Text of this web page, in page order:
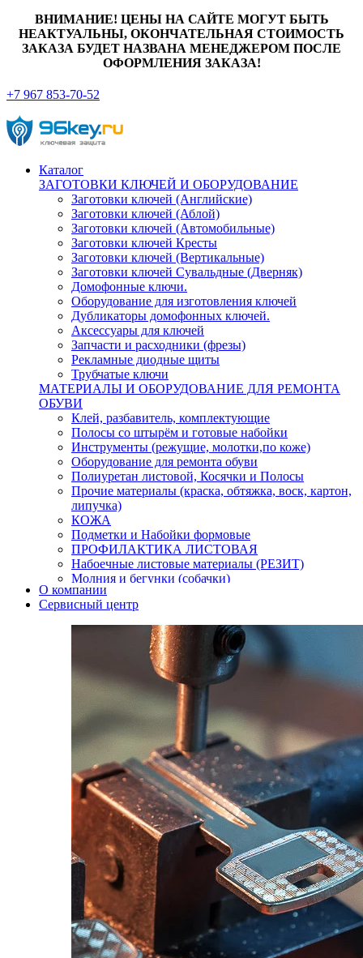
ВНИМАНИЕ! ЦЕНЫ НА САЙТЕ МОГУТ БЫТЬ
НЕАКТУАЛЬНЫ, ОКОНЧАТЕЛЬНАЯ СТОИМОСТЬ
ЗАКАЗА БУДЕТ НАЗВАНА МЕНЕДЖЕРОМ ПОСЛЕ
ОФОРМЛЕНИЯ ЗАКАЗА!
+7 967 853-70-52
Каталог
ЗАГОТОВКИ КЛЮЧЕЙ И ОБОРУДОВАНИЕ
Заготовки ключей (Английские)
Заготовки ключей (Аблой)
Заготовки ключей (Автомобильные)
Заготовки ключей Кресты
Заготовки ключей (Вертикальные)
Заготовки ключей Сувальдные (Дверняк)
Домофонные ключи.
Оборудование для изготовления ключей
Дубликаторы домофонных ключей.
Аксессуары для ключей
Запчасти и расходники (фрезы)
Рекламные диодные щиты
Трубчатые ключи
МАТЕРИАЛЫ И ОБОРУДОВАНИЕ ДЛЯ РЕМОНТА
ОБУВИ
Клей, разбавитель, комплектующие
Полосы со штырём и готовые набойки
Инструменты (режущие, молотки,по коже)
Оборудование для ремонта обуви
Полиуретан листовой, Косячки и Полосы
Прочие материалы (краска, обтяжка, воск, картон,
липучка)
КОЖА
Подметки и Набойки формовые
ПРОФИЛАКТИКА ЛИСТОВАЯ
Набоечные листовые материалы (РЕЗИТ)
Молния и бегунки (собачки)
Нитки,иглы-шило,крючки.
Уход и косметика для обуви
Кнопки (магнитые,кобурные)
Пряжки для ремня
О компании
Сервисный центр